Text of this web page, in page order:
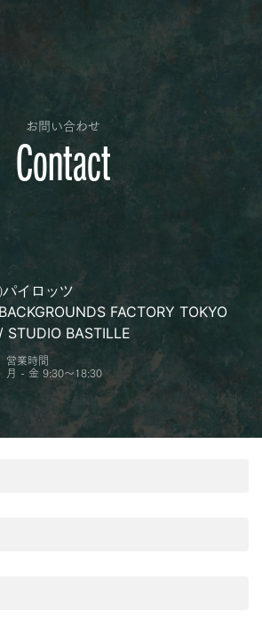
お問い合わせ
Contact
イロッツ
FACTORY TOKYO
STUDIO BASTILLE
営業時間
月 - 金 9:30〜18:30